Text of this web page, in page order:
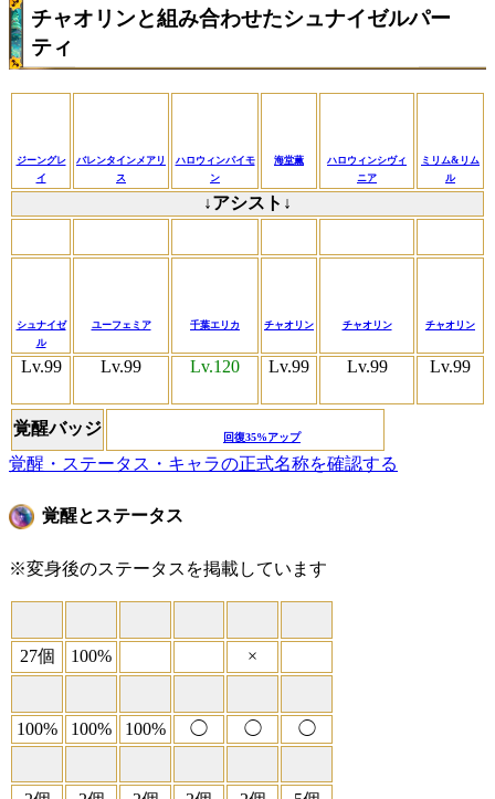
チャオリンと組み合わせたシュナイゼルパー
ティ
ジーングレ
イ
バレンタインメアリ
ス
ハロウィンパイモ
ン
海堂薫
ハロウィンシヴィ
ニア
ミリム&リム
ル
↓アシスト↓
シュナイゼ
ル
ユーフェミア 千葉エリカ チャオリン チャオリン チャオリン
Lv.99 Lv.99 Lv.120 Lv.99 Lv.99 Lv.99
覚醒バッジ 回復35%アップ
覚醒・ステータス・キャラの正式名称を確認する
覚醒とステータス
※変身後のステータスを掲載しています
27個 100% ×
100% 100% 100% ◯ ◯ ◯